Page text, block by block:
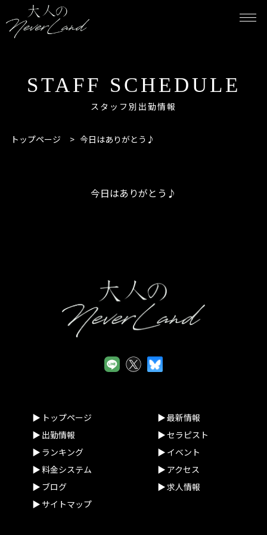
スタッフ別出勤情報
STAFF SCHEDULE
トップページ > 今日はありがとう♪
今日はありがとう♪
トップページ
最新情報
出勤情報
セラピスト
ランキング
イベント
料金システム
アクセス
ブログ
求人情報
サイトマップ